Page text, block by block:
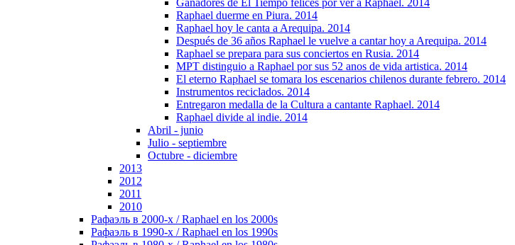
Ganadores de El Tiempo felices por ver a Raphael. 2014
Raphael duerme en Piura. 2014
Raphael hoy le canta a Arequipa. 2014
Después de 36 años Raphael le vuelve a cantar hoy a Arequipa. 2014
Raphael se prepara para sus conciertos en Rusia. 2014
MPT distinguio a Raphael por sus 52 anos de vida artistica. 2014
El eterno Raphael se tomara los escenarios chilenos durante febrero. 2014
Instrumentos reciclados. 2014
Entregaron medalla de la Cultura a cantante Raphael. 2014
Raphael divide al indie. 2014
Abril - junio
Julio - septiembre
Octubre - diciembre
2013
2012
2011
2010
Рафаэль в 2000-х / Raphael en los 2000s
Рафаэль в 1990-х / Raphael en los 1990s